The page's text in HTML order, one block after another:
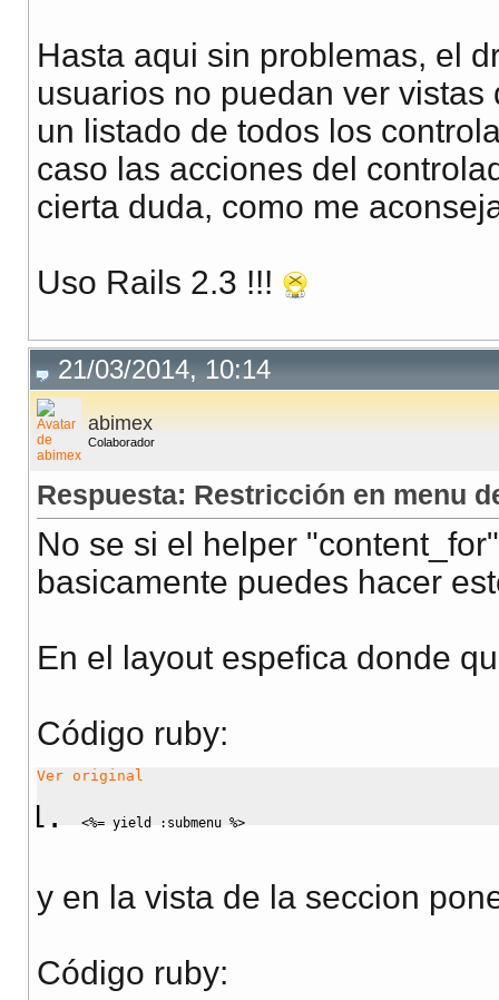
Hasta aqui sin problemas, el
usuarios no puedan ver
un listado de todos los
caso las acciones del
cierta duda, como me
Uso Rails 2.3 !!!
21/03/2014, 10:14
abimex
Colaborador
Respuesta: Restricción en menu
No se si el helper
basicamente puedes hacer
En el layout espefica donde
Código ruby:
Ver original
<%= yield :submenu %>
y en la vista de la seccion
Código ruby: